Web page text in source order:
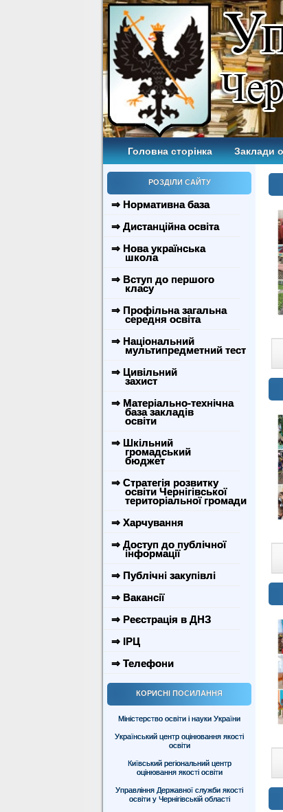
Головна сторінка Заклади
РОЗДІЛИ САЙТУ
⇒ Нормативна база
⇒ Дистанційна освіта
⇒ Нова українська
школа
⇒ Вступ до першого
класу
⇒ Профільна загальна
середня освіта
⇒ Національний
мультипредметний тест
⇒ Цивільний
захист
⇒ Матеріально-технічна
база закладів
освіти
⇒ Шкільний
громадський
бюджет
⇒ Стратегія розвитку
освіти Чернігівської
територіальної громади
⇒ Харчування
⇒ Доступ до публічної
інформації
⇒ Публічні закупівлі
⇒ Вакансії
⇒ Реєстрація в ДНЗ
⇒ ІРЦ
⇒ Телефони
КОРИСНІ ПОСИЛАННЯ
Міністерство освіти і науки України
Український центр оцінювання якості
освіти
Київський регіональний центр
оцінювання якості освіти
Управління Державної служби якості
освіти у Чернігівській області